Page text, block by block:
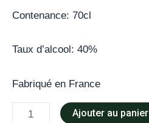
Contenance: 70cl
Taux d’alcool: 40%
Fabriqué en France
Ajouter au panier